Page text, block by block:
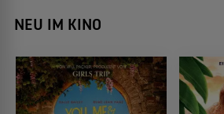
NEU IM KINO